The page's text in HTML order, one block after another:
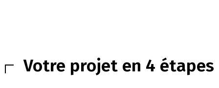
Votre projet en 4 étapes